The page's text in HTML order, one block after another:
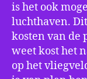
is het ook
luchthaven.
kosten van de
weet kost het
op het